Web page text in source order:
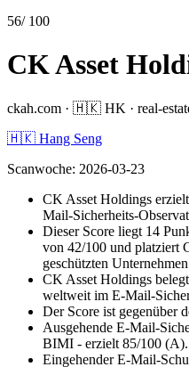
56/ 100
CK Asset
ckah.com · 🇭🇰 HK · real-
🇭🇰 Hang Seng
Scanwoche: 2026-03-23
CK Asset Holdings
Mail-Sicherheits-
Dieser Score liegt 14
von 42/100 und platziert
geschützten
CK Asset Holdings
weltweit im E-Mail-
Der Score ist gegenüber
Ausgehende E-Mail-
BIMI - erzielt 85/100 (A).
Eingehender E-Mail-